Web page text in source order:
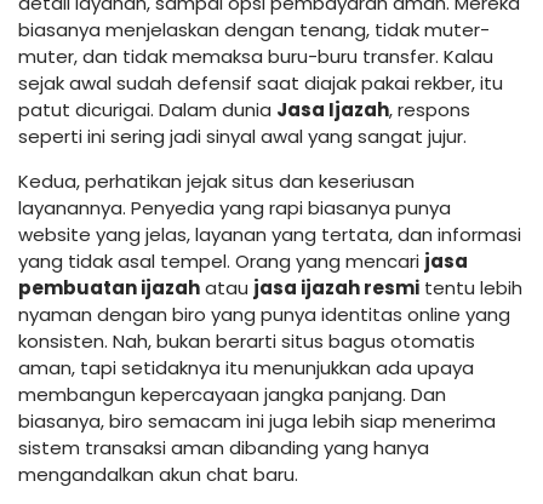
biasanya menjelaskan dengan tenang, tidak muter-
muter, dan tidak memaksa buru-buru transfer. Kalau
sejak awal sudah defensif saat diajak pakai rekber, itu
patut dicurigai. Dalam dunia Jasa Ijazah, respons
seperti ini sering jadi sinyal awal yang sangat jujur.
Kedua, perhatikan jejak situs dan keseriusan
layanannya. Penyedia yang rapi biasanya punya
website yang jelas, layanan yang tertata, dan informasi
yang tidak asal tempel. Orang yang mencari jasa
pembuatan ijazahatau jasa ijazah resmi tentu lebih
nyaman dengan biro yang punya identitas online yang
konsisten. Nah, bukan berarti situs bagus otomatis
aman, tapi setidaknya itu menunjukkan ada upaya
membangun kepercayaan jangka panjang. Dan
biasanya, biro semacam ini juga lebih siap menerima
sistem transaksi aman dibanding yang hanya
mengandalkan akun chat baru.